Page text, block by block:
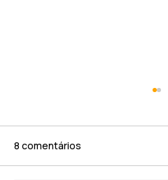
8 comentários